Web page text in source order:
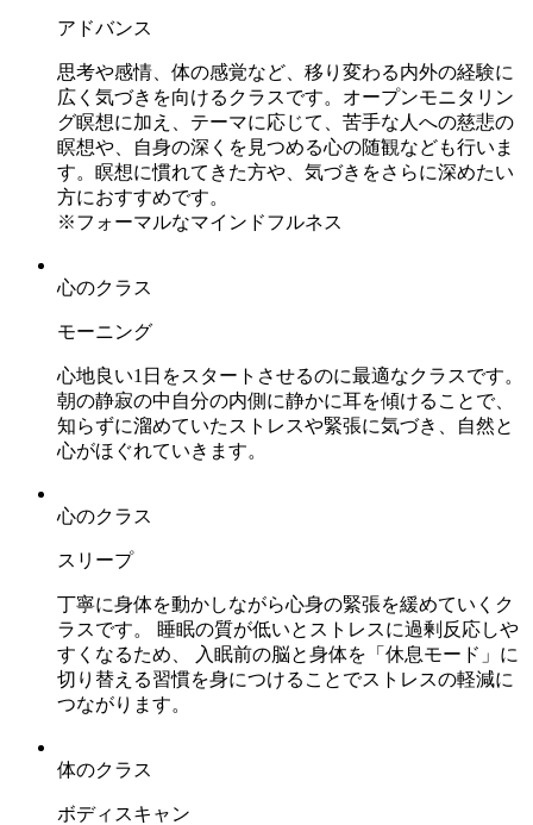
アドバンス
思考や感情、体の感覚など、移り変わる内外の経験に
広く気づきを向けるクラスです。オープンモニタリン
グ瞑想に加え、テーマに応じて、苦手な人への慈悲の
瞑想や、自身の深くを見つめる心の随観なども行いま
す。瞑想に慣れてきた方や、気づきをさらに深めたい
方におすすめです。
※フォーマルなマインドフルネス
心のクラス
モーニング
心地良い1日をスタートさせるのに最適なクラスです。
朝の静寂の中自分の内側に静かに耳を傾けることで、
知らずに溜めていたストレスや緊張に気づき、自然と
心がほぐれていきます。
心のクラス
スリープ
丁寧に身体を動かしながら心身の緊張を緩めていくク
ラスです。 睡眠の質が低いとストレスに過剰反応しや
すくなるため、 入眠前の脳と身体を「休息モード」に
切り替える習慣を身につけることでストレスの軽減に
つながります。
体のクラス
ボディスキャン